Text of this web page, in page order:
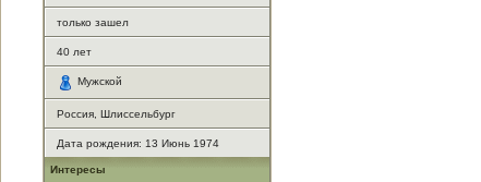
только зашел
40 лет
Мужской
Россия, Шлиссельбург
Дата рождения: 13 Июнь 1974
Интересы